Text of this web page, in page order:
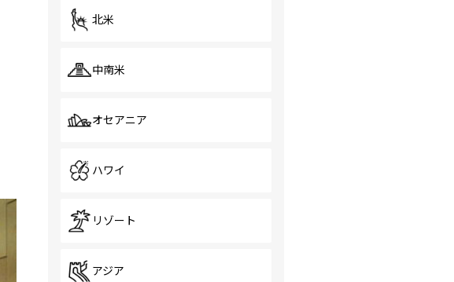
北米
中南米
オセアニア
ハワイ
リゾート
アジア